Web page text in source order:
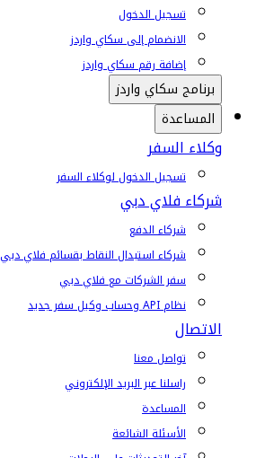
تسجيل الدخول
الانضمام إلى سكاي واردز
إضافة رقم سكاي واردز
برنامج سكاي واردز
المساعدة
وكلاء السفر
تسجيل الدخول لوكلاء السفر
شركاء فلاي دبي
شركاء الدفع
شركاء استبدال النقاط بقسائم فلاي دبي
سفر الشركات مع فلاي دبي
نظام API وحساب وكيل سفر جديد
الاتصال
تواصل معنا
راسلنا عبر البريد الإلكتروني
المساعدة
الأسئلة الشائعة